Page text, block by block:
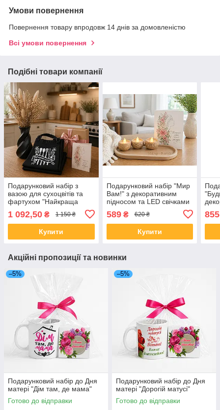
Умови повернення
Повернення товару впродовж 14 днів за домовленістю
Всі умови повернення
Подібні товари компанії
Подарунковий набір з
вазою для сухоцвітів та
фартухом "Найкраща
1 092,50 ₴ 1 150 ₴
Купити
Подарунковий набір "Мир
Вам!" з декоративним
підносом та LED свічками
589₴ 620 ₴
Купити
855
Акційні пропозиції та новинки
–5%
Подарунковий набір до Дня
матері "Дім там, де мама"
Готово до відправки
–5%
Подарунковий набір до Дня
матері "Дорогій матусі"
Готово до відправки